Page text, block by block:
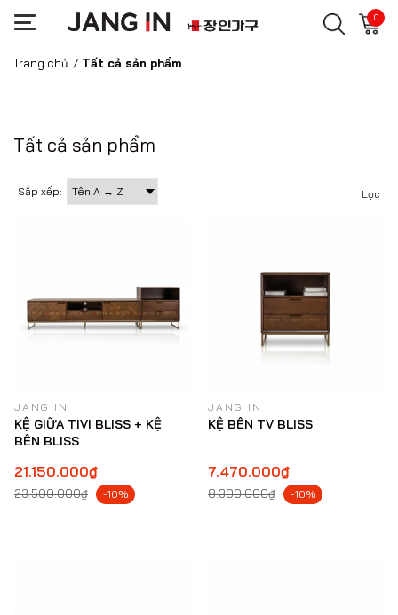
0
Trang chủ / Tất cả sản phẩm
Tất cả sản phẩm
Sắp xếp: Lọc
JANG IN
KỆ GIỮA TIVI BLISS + KỆ
BÊN BLISS
21.150.000₫
23.500.000₫ -10%
JANG IN
KỆ BÊN TV BLISS
7.470.000₫
8.300.000₫ -10%